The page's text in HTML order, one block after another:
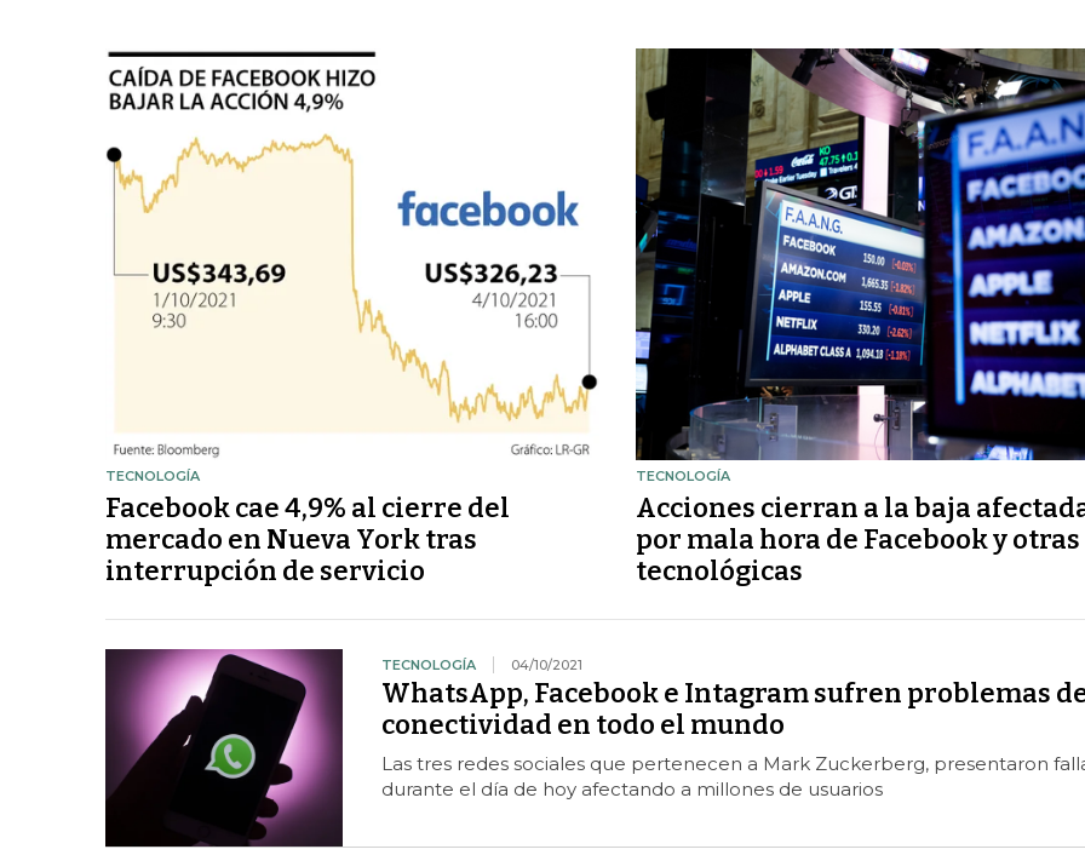
TECNOLOGÍA
Facebook cae 4,9% al cierre del
mercado en Nueva York tras
interrupción de servicio
TECNOLOGÍA
Acciones cierran a la baja
por mala hora de Facebook y otras
tecnológicas
TECNOLOGÍA 04/10/2021
WhatsApp, Facebook e Intagram sufren problemas
conectividad en todo el mundo
Las tres redes sociales que pertenecen a Mark Zuckerberg, presentaron
durante el día de hoy afectando a millones de usuarios